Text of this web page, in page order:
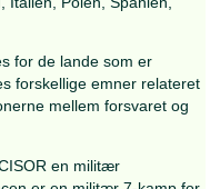
til udviklingen af
ånd.
Østrig, Belgien,
Italien, Polen,
for de lande som